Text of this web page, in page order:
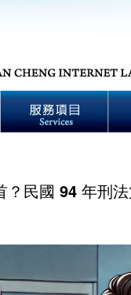
？民國 94 年刑